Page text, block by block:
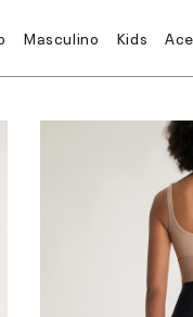
Masculino Kids